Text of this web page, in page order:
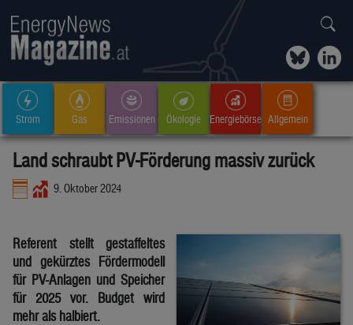
Strom Gas Emissionen Ökologie Energiebörse Allgemein
Land schraubt PV-Förderung massiv zurück
9. Oktober 2024
Referent stellt gestaffeltes
und gekürztes Fördermodell
für PV-Anlagen und Speicher
für 2025 vor. Budget wird
mehr als halbiert.